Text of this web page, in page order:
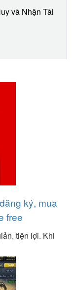
và Nhận Tài
ký, mua
free
tiện lợi. Khi